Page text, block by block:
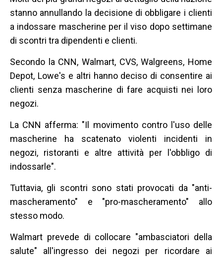
stanno annullando la decisione di obbligare i clienti
a indossare mascherine per il viso dopo settimane
di scontri tra dipendenti e clienti.
Secondo la CNN, Walmart, CVS, Walgreens, Home
Depot, Lowe's e altri hanno deciso di consentire ai
clienti senza mascherine di fare acquisti nei loro
negozi.
La CNN afferma: "Il movimento contro l'uso delle
mascherine ha scatenato violenti incidenti in
negozi, ristoranti e altre attività per l'obbligo di
indossarle".
Tuttavia, gli scontri sono stati provocati da "anti-
mascheramento" e "pro-mascheramento" allo
stesso modo.
Walmart prevede di collocare "ambasciatori della
salute" all'ingresso dei negozi per ricordare ai